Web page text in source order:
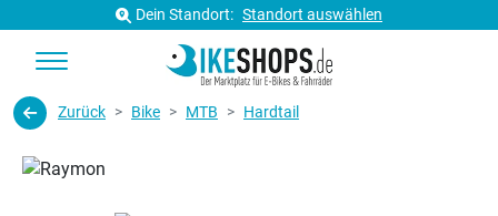
Dein Standort: Standort auswählen
Zurück Bike MTB Hardtail